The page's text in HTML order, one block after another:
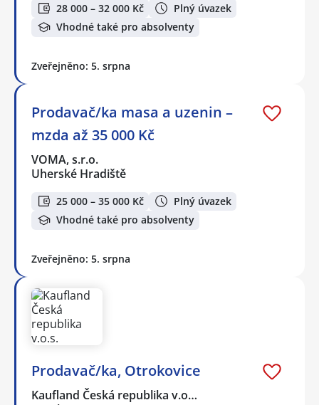
28 000 – 32 000 Kč
Plný úvazek
Vhodné také pro absolventy
Zveřejněno: 5. srpna
Prodavač/ka masa a uzenin –
mzda až 35 000 Kč
VOMA, s.r.o.
Uherské Hradiště
25 000 – 35 000 Kč
Plný úvazek
Vhodné také pro absolventy
Zveřejněno: 5. srpna
Prodavač/ka, Otrokovice
Kaufland Česká republika v.o…